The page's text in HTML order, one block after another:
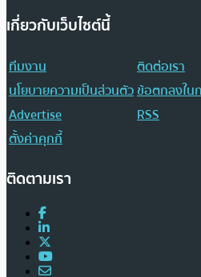
เกี่ยวกับเว็บไซต์นี้
ทีมงาน
ติดต่อเรา
นโยบายความเป็นส่วนตัวข้อตกลงใน
Advertise
RSS
ตั้งค่าคุกกี้
ติดตามเรา